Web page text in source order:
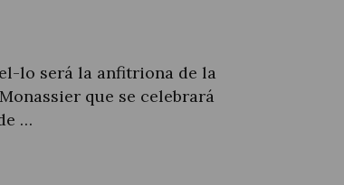
lo será la anfitriona de la
que se celebrará
…